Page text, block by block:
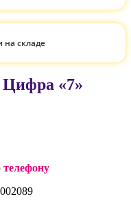
на складе
«7»
телефону